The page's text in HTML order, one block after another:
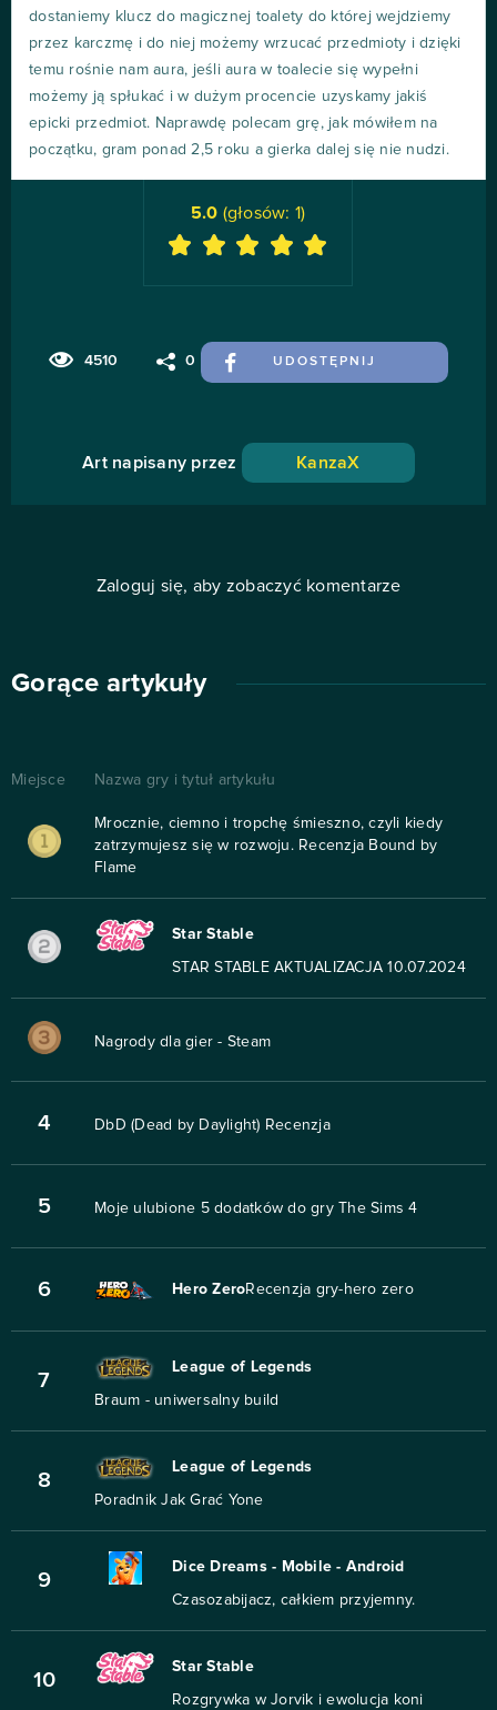
dostaniemy klucz do magicznej toalety do której wejdziemy
przez karczmę i do niej możemy wrzucać przedmioty i dzięki
temu rośnie nam aura, jeśli aura w toalecie się wypełni
możemy ją spłukać i w dużym procencie uzyskamy jakiś
epicki przedmiot. Naprawdę polecam grę, jak mówiłem na
początku, gram ponad 2,5 roku a gierka dalej się nie nudzi.
4510 0 UDOSTĘPNIJ
5.0 (głosów: 1)
Art napisany przez KanzaX
Zaloguj się, aby zobaczyć komentarze
Gorące artykuły
Miejsce Nazwa gry i tytuł artykułu
Mrocznie, ciemno i tropchę śmieszno, czyli kiedy
zatrzymujesz się w rozwoju. Recenzja Bound by
Flame
Star Stable
STAR STABLE AKTUALIZACJA 10.07.2024
Nagrody dla gier - Steam
4 DbD (Dead by Daylight) Recenzja
5 Moje ulubione 5 dodatków do gry The Sims 4
6 Hero ZeroRecenzja gry-hero zero
7
League of Legends
Braum - uniwersalny build
8
League of Legends
Poradnik Jak Grać Yone
9
Dice Dreams - Mobile - Android
Czasozabijacz, całkiem przyjemny.
10
Star Stable
Rozgrywka w Jorvik i ewolucja koni